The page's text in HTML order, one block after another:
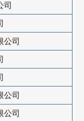
司
公司
公司
公司